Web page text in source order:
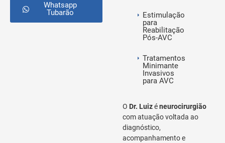
Whatsapp
Tubarão
Estimulação
para
Reabilitação
Pós-AVC
Tratamentos
Minimante
Invasivos
para AVC
O Dr. Luizéneurocirurgião
com atuação voltada ao
diagnóstico,
acompanhamento e